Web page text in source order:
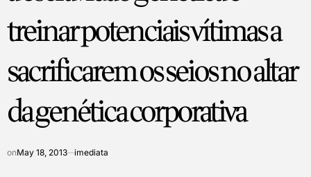
treinar potenciais vítimas a
sacrificarem os seios no altar
da genética corporativa
onMay 18, 2013 imediata